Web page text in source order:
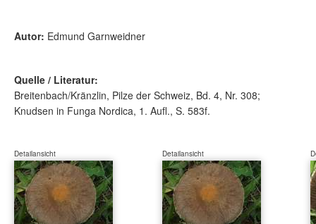
Autor: Edmund Garnweidner
Quelle / Literatur:
Breitenbach/Kränzlin, Pilze der Schweiz, Bd. 4, Nr. 308;
Knudsen in Funga Nordica, 1. Aufl., S. 583f.
Detailansicht Detailansicht